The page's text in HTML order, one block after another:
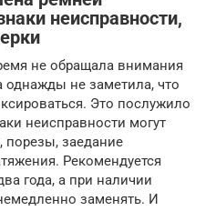
неисправности,
не обращала внимания
однажды не заметила, что
Это послужило
неисправности могут
порезы, заедание
Рекомендуется
года, а при наличии
заменять. И